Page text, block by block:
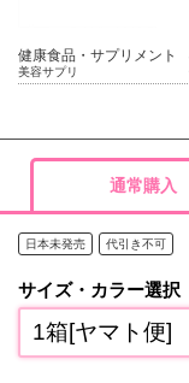
健康食品・サプリメント
美容サプリ
通常購入
日本未発売 代引き不可
サイズ・カラー選択
1箱[ヤマト便]